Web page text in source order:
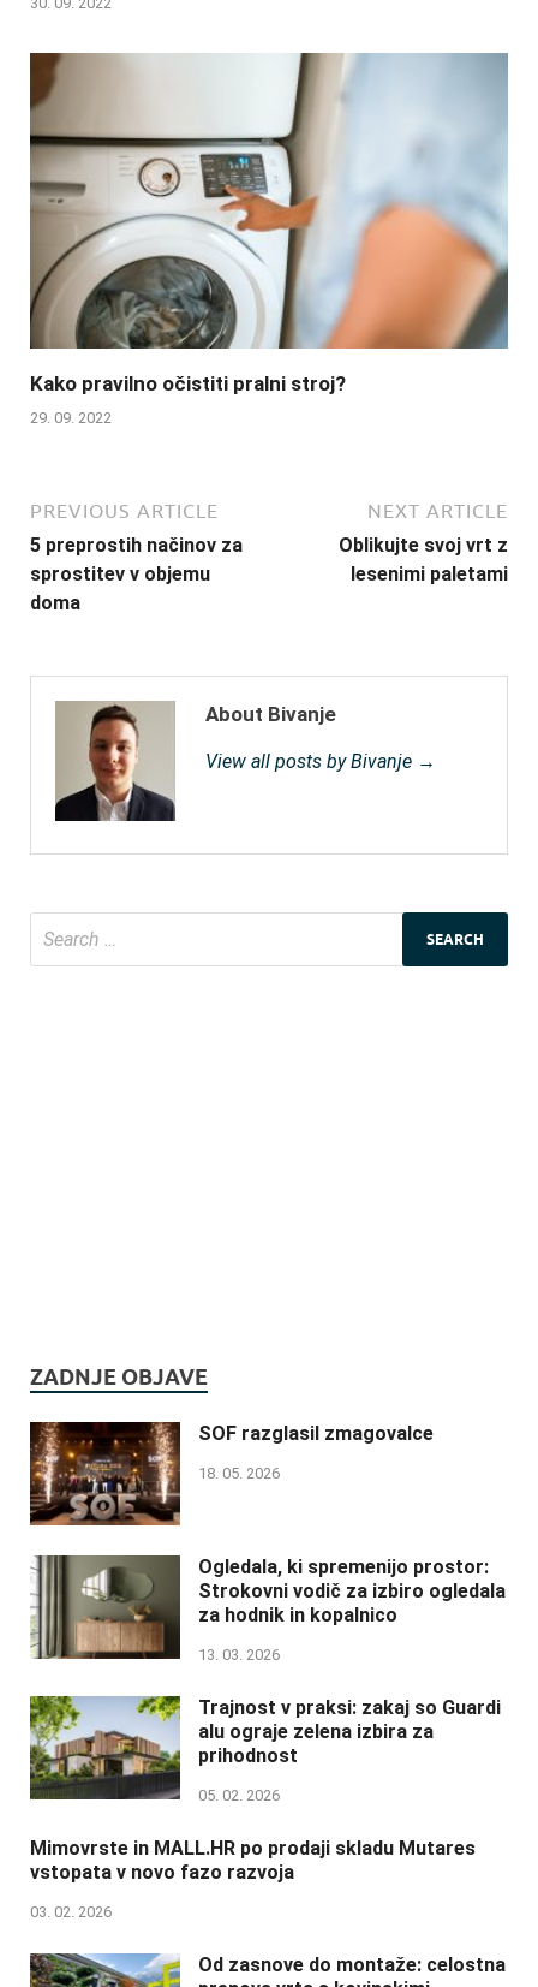
Kako pravilno očistiti pralni stroj?
29. 09. 2022
PREVIOUS ARTICLE
5 preprostih načinov za
sprostitev v objemu
doma
NEXT ARTICLE
Oblikujte svoj vrt z
lesenimi paletami
About Bivanje
View all posts by Bivanje →
ZADNJE OBJAVE
SOF razglasil zmagovalce
18. 05. 2026
Ogledala, ki spremenijo prostor:
Strokovni vodič za izbiro ogledala
za hodnik in kopalnico
13. 03. 2026
Trajnost v praksi: zakaj so Guardi
alu ograje zelena izbira za
prihodnost
05. 02. 2026
Mimovrste in MALL.HR po prodaji skladu Mutares
vstopata v novo fazo razvoja
03. 02. 2026
Od zasnove do montaže: celostna